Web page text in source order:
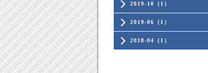
2019-10（1）
2019-06（1）
2018-04（1）